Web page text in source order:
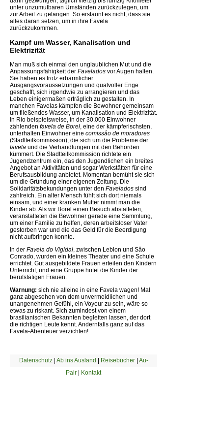
unter unzumutbaren Umständen zurückzulegen, um
zur Arbeit zu gelangen. So erstaunt es nicht, dass sie
alles daran setzen, um in ihre Favela
zurückzukommen.
Kampf um Wasser, Kanalisation und
Elektrizität
Man muß sich einmal den unglaublichen Mut und die
Anpassungsfähigkeit der Favelados vor Augen halten.
Sie haben es trotz erbärmlicher
Ausgangsvoraussetzungen und qualvoller Enge
geschafft, sich irgendwie zu arrangieren und das
Leben einigermaßen erträglich zu gestalten. In
manchen Favelas kämpfen die Bewohner gemeinsam
um fließendes Wasser, um Kanalisation und Elektrizität.
In Rio beispielsweise, in der 30.000 Einwohner
zählenden favela de Borel , eine der kämpferischsten,
unterhalten Einwohner eine comissâo de moradores
(Stadtteilkommission), die sich um die Probleme der
favela und die Verhandlungen mit den Behörden
kümmert. Die Stadtteilkommission richtete ein
Jugendzentrum ein, das den Jugendlichen ein breites
Angebot an Aktivitäten und sogar Werkstätten für eine
Berufsausbildung anbietet. Momentan bemüht sie sich
um die Gründung einer eigenen Zeitung. Die
Solidaritätsbekundungen unter den Favelados sind
zahlreich. Ein alter Mensch fühlt sich dort niemals
einsam, und einer kranken Mutter nimmt man die
Kinder ab. Als wir Borel einen Besuch abstatteten,
veranstalteten die Bewohner gerade eine Sammlung,
um einer Familie zu helfen, deren arbeitsloser Vater
gestorben war und die das Geld für die Beerdigung
nicht aufbringen konnte.
In der Favela do Vigidal , zwischen Leblon und Sâo
Conrado, wurden ein kleines Theater und eine Schule
errichtet. Gut ausgebildete Frauen erteilen den Kindern
Unterricht, und eine Gruppe hütet die Kinder der
berufstätigen Frauen.
Warnung: sich nie alleine in eine Favela wagen! Mal
ganz abgesehen von dem unvermeidlichen und
unangenehmen Gefühl, ein Voyeur zu sein, wäre so
etwas zu riskant. Sich zumindest von einem
brasilianischen Bekannten begleiten lassen, der dort
die richtigen Leute kennt. Andernfalls ganz auf das
Favela-Abenteuer verzichten!
Datenschutz| Ab ins Ausland | Reisebücher| Au-
Pair | Kontakt